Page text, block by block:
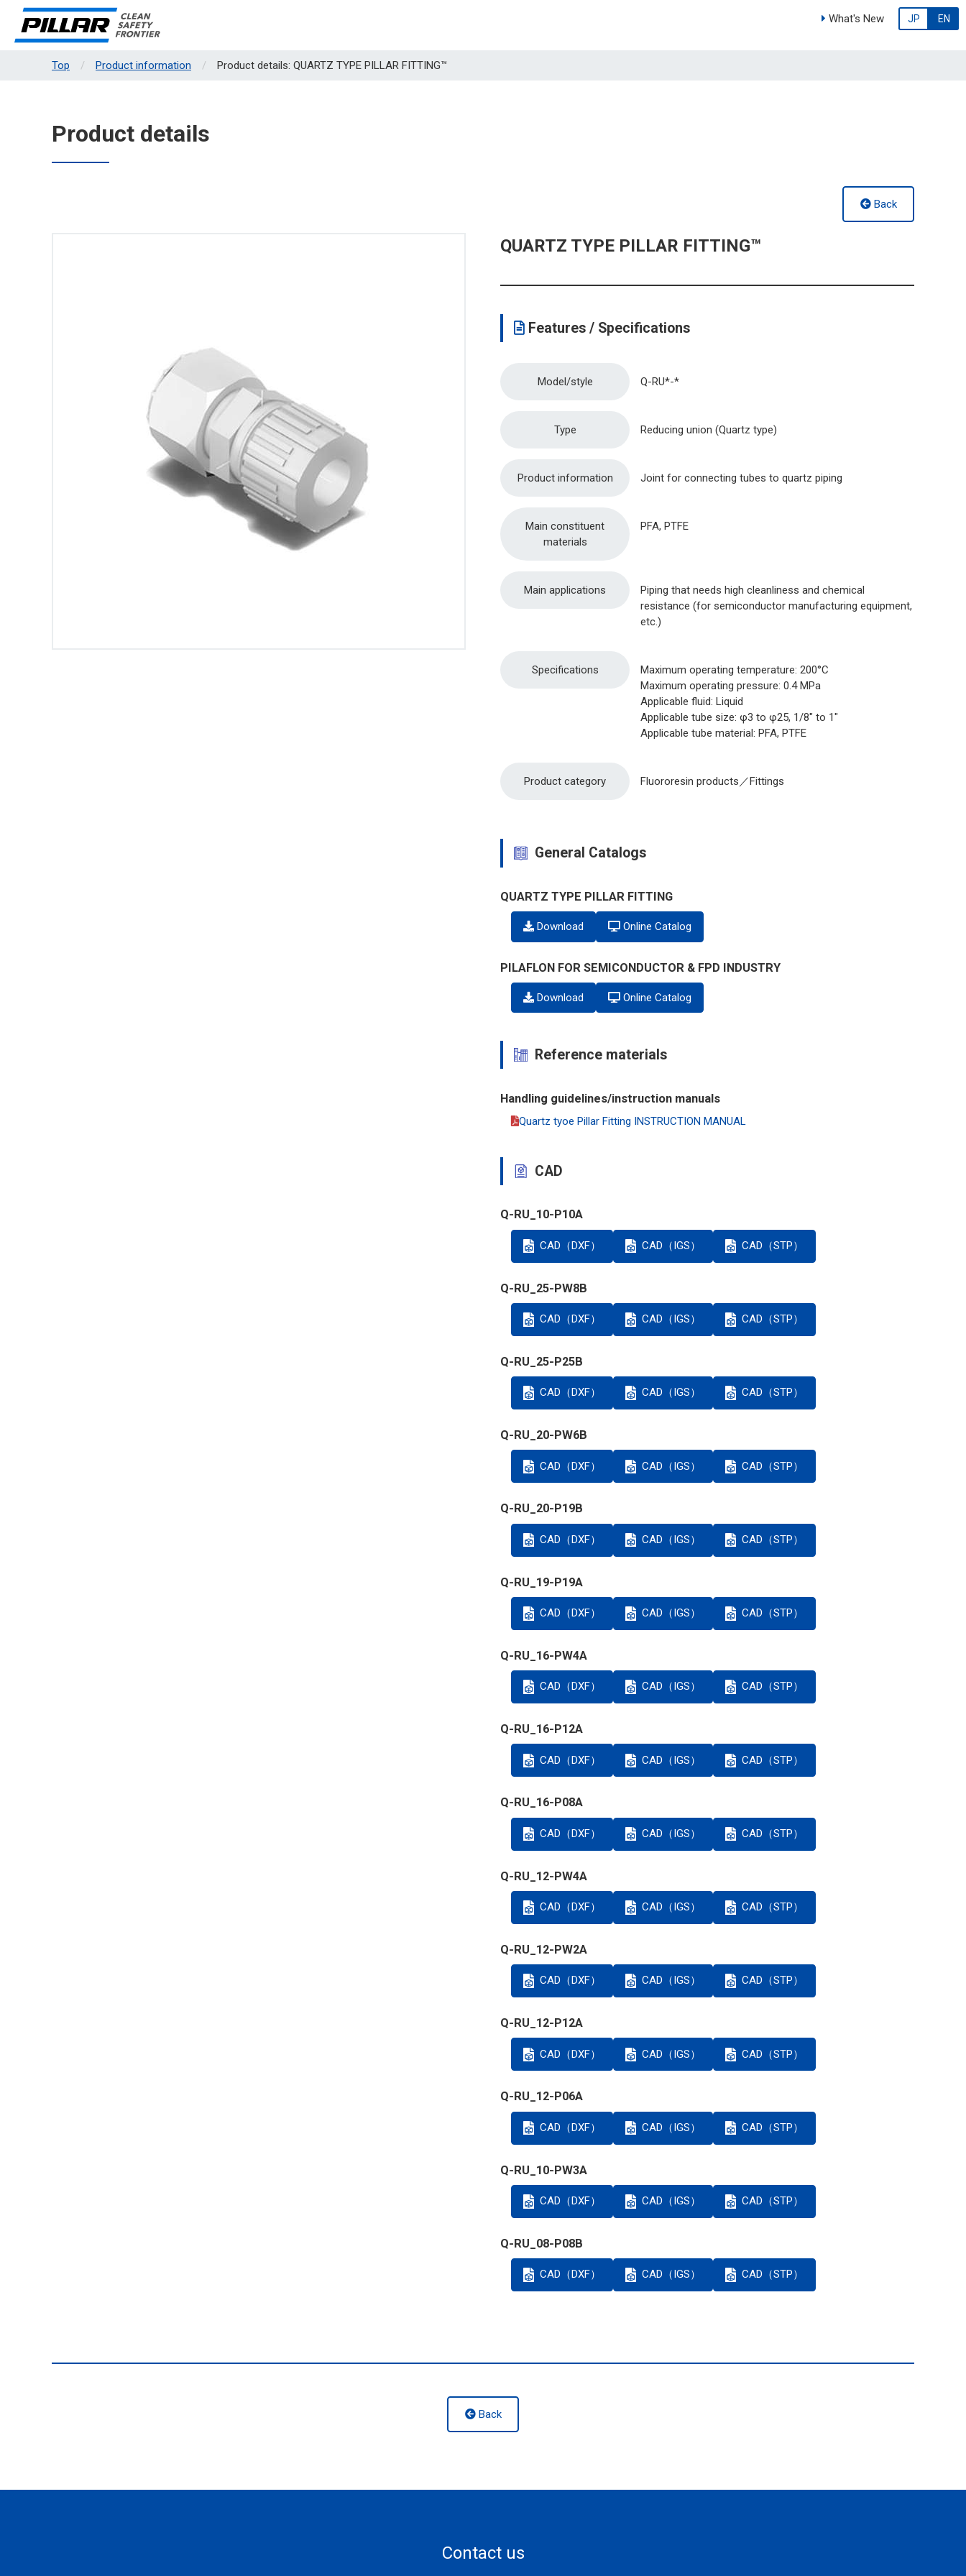
What's New JP EN
Top Product information Product details: QUARTZ TYPE PILLAR FITTING™
Product details
Back
QUARTZ TYPE PILLAR FITTING™
Features / Specifications
Model/style Q-RU*-*
Type Reducing union (Quartz type)
Product information Joint for connecting tubes to quartz piping
Main constituent
materials
PFA, PTFE
Main applications
Piping that needs high cleanliness and chemical
resistance (for semiconductor manufacturing equipment,
etc.)
Specifications
Maximum operating temperature: 200°C
Maximum operating pressure: 0.4 MPa
Applicable fluid: Liquid
Applicable tube size: φ3 to φ25, 1/8" to 1"
Applicable tube material: PFA, PTFE
Product category Fluororesin products／Fittings
General Catalogs
QUARTZ TYPE PILLAR FITTING
Download Online Catalog
PILAFLON FOR SEMICONDUCTOR & FPD INDUSTRY
Download Online Catalog
Reference materials
Handling guidelines/instruction manuals
Quartz tyoe Pillar Fitting INSTRUCTION MANUAL
CAD
Q-RU_10-P10A
CAD（DXF） CAD（IGS） CAD（STP）
Q-RU_25-PW8B
CAD（DXF） CAD（IGS） CAD（STP）
Q-RU_25-P25B
CAD（DXF） CAD（IGS） CAD（STP）
Q-RU_20-PW6B
CAD（DXF） CAD（IGS） CAD（STP）
Q-RU_20-P19B
CAD（DXF） CAD（IGS） CAD（STP）
Q-RU_19-P19A
CAD（DXF） CAD（IGS） CAD（STP）
Q-RU_16-PW4A
CAD（DXF） CAD（IGS） CAD（STP）
Q-RU_16-P12A
CAD（DXF） CAD（IGS） CAD（STP）
Q-RU_16-P08A
CAD（DXF） CAD（IGS） CAD（STP）
Q-RU_12-PW4A
CAD（DXF） CAD（IGS） CAD（STP）
Q-RU_12-PW2A
CAD（DXF） CAD（IGS） CAD（STP）
Q-RU_12-P12A
CAD（DXF） CAD（IGS） CAD（STP）
Q-RU_12-P06A
CAD（DXF） CAD（IGS） CAD（STP）
Q-RU_10-PW3A
CAD（DXF） CAD（IGS） CAD（STP）
Q-RU_08-P08B
CAD（DXF） CAD（IGS） CAD（STP）
Back
Contact us